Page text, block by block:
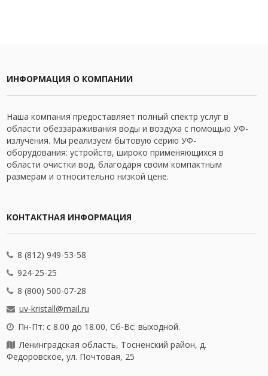
ИНФОРМАЦИЯ О КОМПАНИИ
Наша компания предоставляет полный спектр услуг в
области обеззараживания воды и воздуха с помощью УФ-
излучения. Мы реализуем бытовую серию УФ-
оборудования: устройств, широко применяющихся в
области очистки вод, благодаря своим компактным
размерам и относительно низкой цене.
КОНТАКТНАЯ ИНФОРМАЦИЯ
8 (812) 949-53-58
924-25-25
8 (800) 500-07-28
uv-kristall@mail.ru
Пн-Пт: с 8.00 до 18.00, Сб-Вс: выходной.
Ленинградская область, Тосненский район, д.
Федоровское, ул. Почтовая, 25